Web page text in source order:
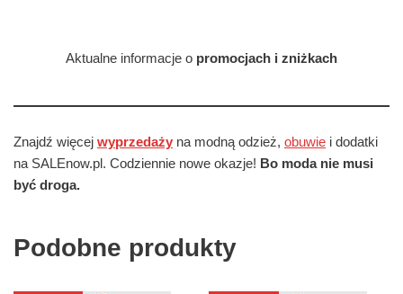
Aktualne informacje o promocjach i zniżkach
Znajdź więcej wyprzedaży na modną odzież, obuwie i dodatki
na SALEnow.pl. Codziennie nowe okazje! Bo moda nie musi
być droga.
Podobne produkty